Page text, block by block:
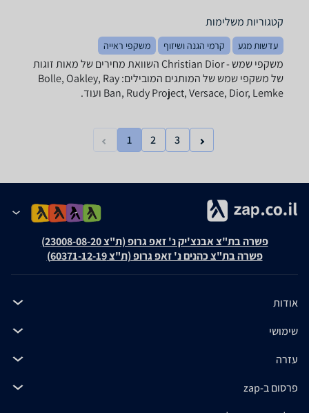
קטגוריות משלימות
עדשות מגע קרמי הגנה ושיזוף משקפי ראייה
משקפי שמש - ‏Christian Dior השוואת מחירים של מאות זוגות
של משקפי שמש של המותגים המובילים: Bolle, Oakley, Ray
Ban, Rudy Project, Versace, Dior, Lemke ועוד.
1 2 3
פשרה בת"צ אבנצ'יק נ' זאפ גרופ (ת"צ 23008-08-20)
פשרה בת"צ כהנים נ' זאפ גרופ (ת"צ 60371-12-19)
אודות
שימושי
עזרה
פרסום ב-zap